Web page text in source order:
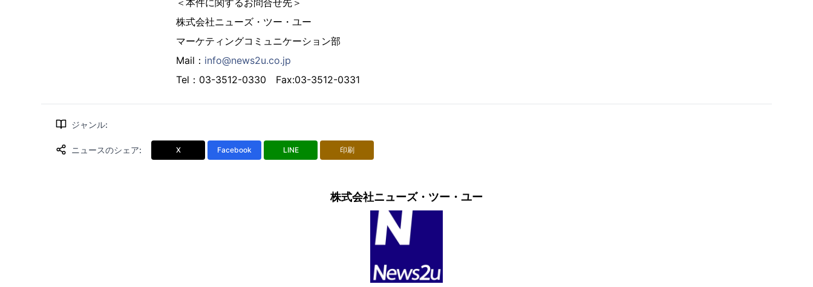
＜本件に関するお問合せ先＞
株式会社ニューズ・ツー・ユー
マーケティングコミュニケーション部
Mail： info@news2u.co.jp
Tel：03-3512-0330 Fax:03-3512-0331
ジャンル:
ニュースのシェア: X Facebook LINE 印刷
株式会社ニューズ・ツー・ユー